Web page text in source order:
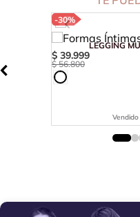
-30%
LEGGING
$ 39.999
$ 56.800